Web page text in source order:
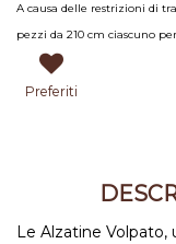
A causa delle restrizioni di
pezzi da 210 cm ciascuno
Preferiti
Le Alzatine